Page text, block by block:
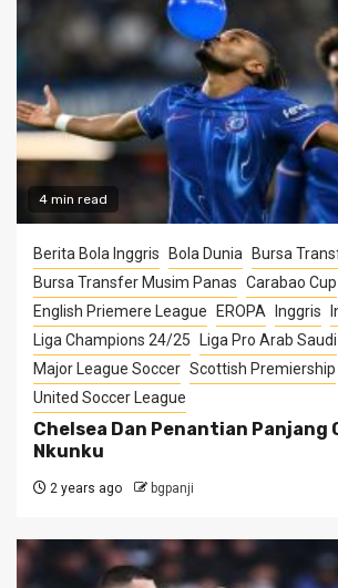
4 min read
Berita Bola Inggris Bola Dunia
Bursa
Bursa Transfer Musim Panas Carabao Cup
English Priemere League
EROPA Inggris
Liga Champions 24/25
Liga Pro Arab Saudi
Major League Soccer Scottish Premiership
United Soccer League
Chelsea Dan Penantian
Nkunku
2 years ago bgpanji